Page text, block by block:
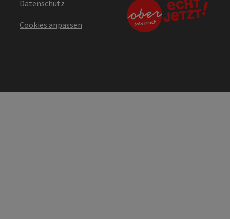
Datenschutz
Cookies anpassen